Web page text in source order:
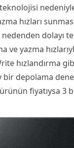
teknolojisi
hızları
dolayı
ve yazma
hızlandırma
bir depolama
fiyatıysa 3